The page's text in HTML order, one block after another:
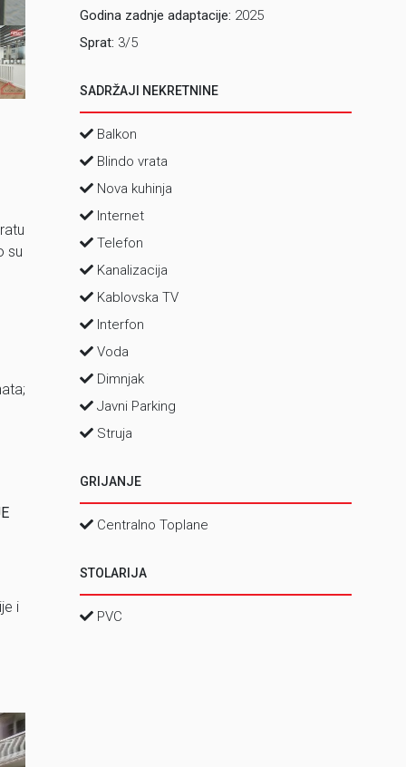
su
i
Godina zadnje adaptacije: 2025
Sprat: 3/5
SADRŽAJI NEKRETNINE
Balkon
Blindo vrata
Nova kuhinja
Internet
Telefon
Kanalizacija
Kablovska TV
Interfon
Voda
Dimnjak
Javni Parking
Struja
GRIJANJE
Centralno Toplane
STOLARIJA
PVC